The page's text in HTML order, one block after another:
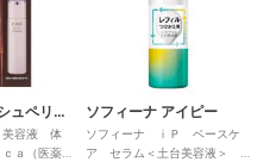
エリクシール シュペリエル
美容液 体
ａ（医薬
ソフィーナ アイピー
ソフィーナ ｉＰ ベースケ
ア セラム＜土台美容液＞